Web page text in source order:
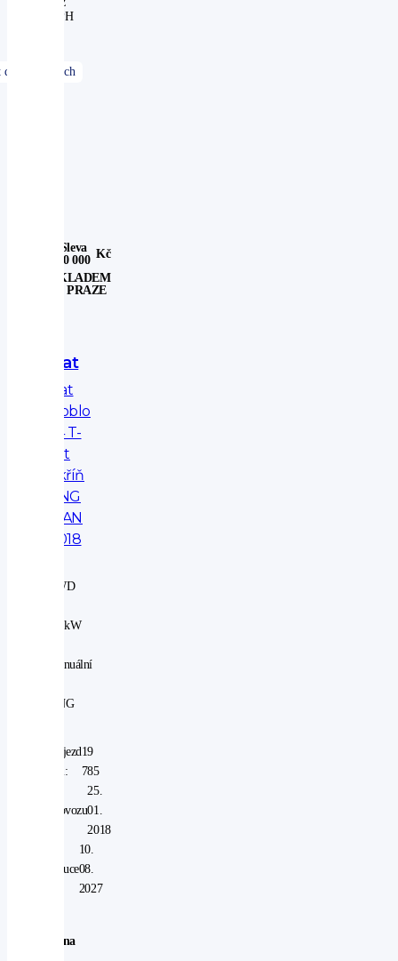
DPH
Fiat
Fiat
Doblo
1.4 T-
Jet
Skříň
CNG
MAN
2018
2WD
88 kW
manuální
CNG
Nájezd
km:
19
785
provozu
25.
01.
2018
záruce
10.
08.
2027
Cena
Sleva
20 000 Kč
SKLADEM
V PRAZE